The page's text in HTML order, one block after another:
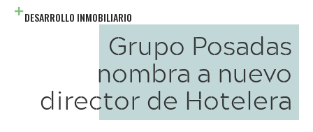
DESARROLLO INMOBILIARIO
Grupo Posadas
nombra a nuevo
director de Hotelera